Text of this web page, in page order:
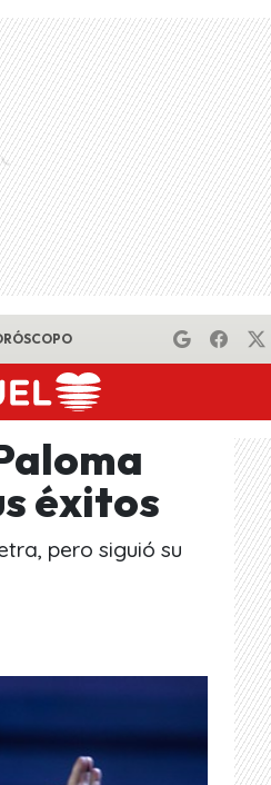
éxitos
pero siguió su